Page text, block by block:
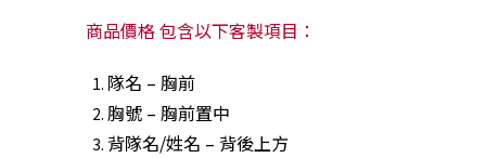
商品價格 包含以下客製項目：
隊名 – 胸前
胸號 – 胸前置中
背隊名/姓名 – 背後上方